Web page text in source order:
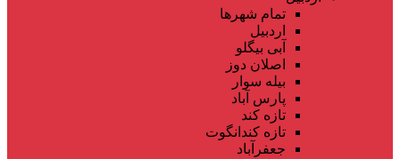
تمام شهر‌ها
اردبیل
آبی بیگلو
اصلان دوز
بیله سوار
پارس آباد
تازه کند
تازه کندانگوت
جعفرآباد